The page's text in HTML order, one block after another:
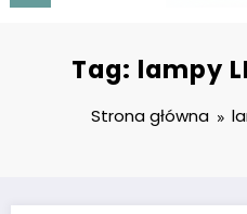
Tag: lampy
Strona główna